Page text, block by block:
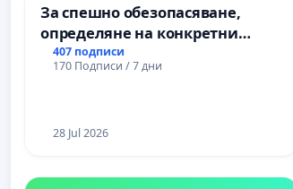
За спешно обезопасяване,
определяне на конкретни
срокове и извършване на
цялостна рехабилитация на
Ихтиман - с. Мирово - к.к.
407 подписи
170 Подписи / 7 дни
28 Jul 2026